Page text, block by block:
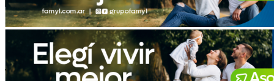
No Result
View All Result